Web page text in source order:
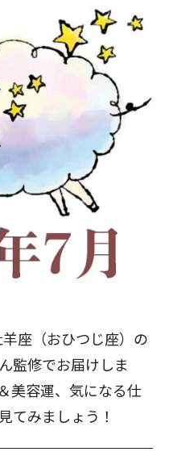
座（おひつじ座）の
監修でお届けしま
美容運、気になる仕
てみましょう！